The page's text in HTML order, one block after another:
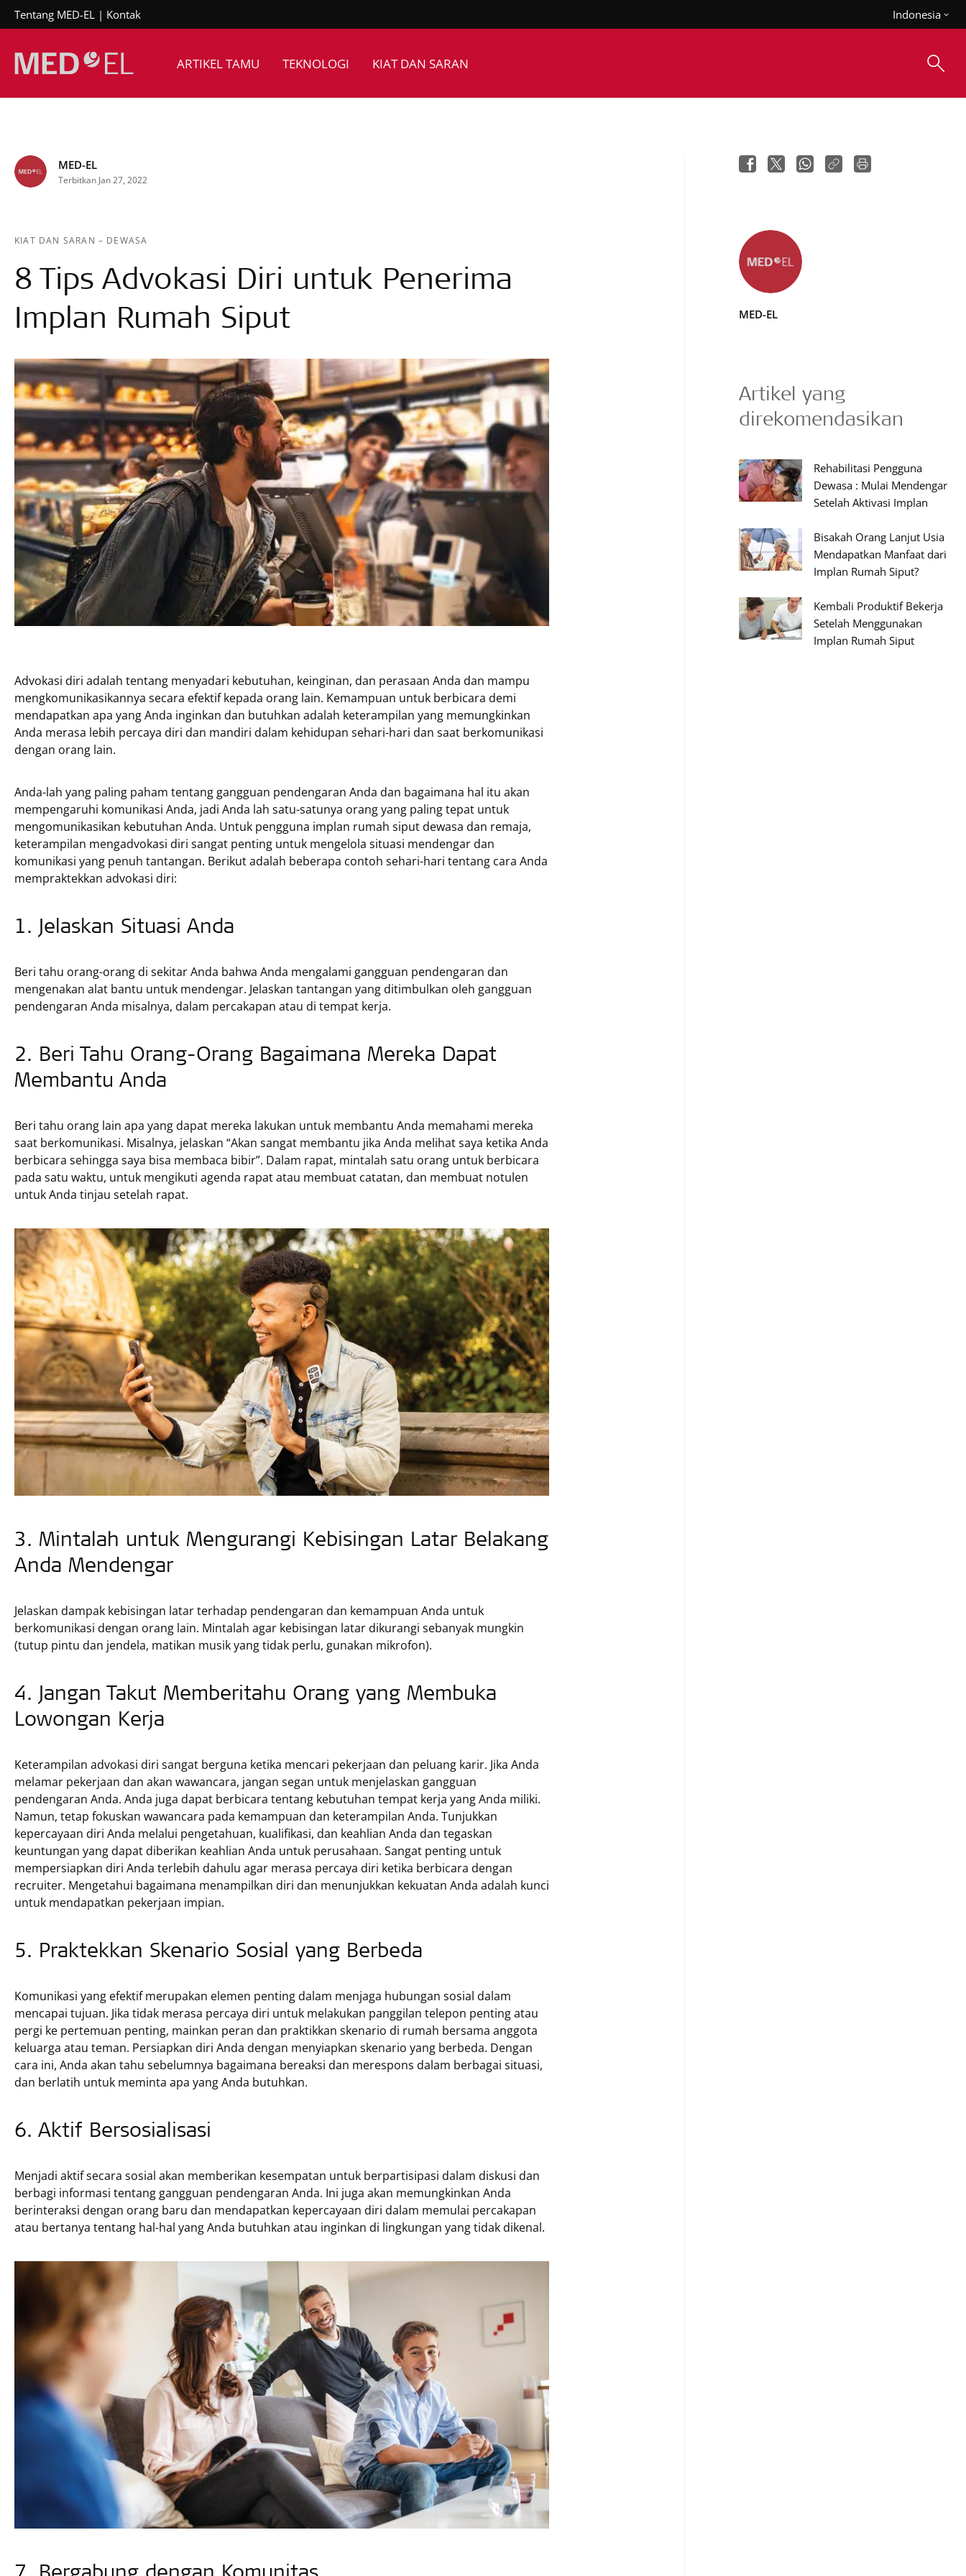
Tentang MED-EL Kontak Indonesia
ARTIKEL TAMU TEKNOLOGI KIAT DAN SARAN
MED-EL
Terbitkan Jan 27, 2022
KIAT DAN SARAN – DEWASA
8 Tips Advokasi Diri untuk Penerima
Implan Rumah Siput
Advokasi diri adalah tentang menyadari kebutuhan, keinginan, dan perasaan Anda dan mampu
mengkomunikasikannya secara efektif kepada orang lain. Kemampuan untuk berbicara demi
mendapatkan apa yang Anda inginkan dan butuhkan adalah keterampilan yang memungkinkan
Anda merasa lebih percaya diri dan mandiri dalam kehidupan sehari-hari dan saat berkomunikasi
dengan orang lain.
Anda-lah yang paling paham tentang gangguan pendengaran Anda dan bagaimana hal itu akan
mempengaruhi komunikasi Anda, jadi Anda lah satu-satunya orang yang paling tepat untuk
mengomunikasikan kebutuhan Anda. Untuk pengguna implan rumah siput dewasa dan remaja,
keterampilan mengadvokasi diri sangat penting untuk mengelola situasi mendengar dan
komunikasi yang penuh tantangan. Berikut adalah beberapa contoh sehari-hari tentang cara Anda
mempraktekkan advokasi diri:
1. Jelaskan Situasi Anda
Beri tahu orang-orang di sekitar Anda bahwa Anda mengalami gangguan pendengaran dan
mengenakan alat bantu untuk mendengar. Jelaskan tantangan yang ditimbulkan oleh gangguan
pendengaran Anda misalnya, dalam percakapan atau di tempat kerja.
2. Beri Tahu Orang-Orang Bagaimana Mereka Dapat
Membantu Anda
Beri tahu orang lain apa yang dapat mereka lakukan untuk membantu Anda memahami mereka
saat berkomunikasi. Misalnya, jelaskan “Akan sangat membantu jika Anda melihat saya ketika Anda
berbicara sehingga saya bisa membaca bibir”. Dalam rapat, mintalah satu orang untuk berbicara
pada satu waktu, untuk mengikuti agenda rapat atau membuat catatan, dan membuat notulen
untuk Anda tinjau setelah rapat.
3. Mintalah untuk Mengurangi Kebisingan Latar Belakang
Anda Mendengar
Jelaskan dampak kebisingan latar terhadap pendengaran dan kemampuan Anda untuk
berkomunikasi dengan orang lain. Mintalah agar kebisingan latar dikurangi sebanyak mungkin
(tutup pintu dan jendela, matikan musik yang tidak perlu, gunakan mikrofon).
4. Jangan Takut Memberitahu Orang yang Membuka
Lowongan Kerja
Keterampilan advokasi diri sangat berguna ketika mencari pekerjaan dan peluang karir. Jika Anda
melamar pekerjaan dan akan wawancara, jangan segan untuk menjelaskan gangguan
pendengaran Anda. Anda juga dapat berbicara tentang kebutuhan tempat kerja yang Anda miliki.
Namun, tetap fokuskan wawancara pada kemampuan dan keterampilan Anda. Tunjukkan
kepercayaan diri Anda melalui pengetahuan, kualifikasi, dan keahlian Anda dan tegaskan
keuntungan yang dapat diberikan keahlian Anda untuk perusahaan. Sangat penting untuk
mempersiapkan diri Anda terlebih dahulu agar merasa percaya diri ketika berbicara dengan
recruiter. Mengetahui bagaimana menampilkan diri dan menunjukkan kekuatan Anda adalah kunci
untuk mendapatkan pekerjaan impian.
5. Praktekkan Skenario Sosial yang Berbeda
Komunikasi yang efektif merupakan elemen penting dalam menjaga hubungan sosial dalam
mencapai tujuan. Jika tidak merasa percaya diri untuk melakukan panggilan telepon penting atau
pergi ke pertemuan penting, mainkan peran dan praktikkan skenario di rumah bersama anggota
keluarga atau teman. Persiapkan diri Anda dengan menyiapkan skenario yang berbeda. Dengan
cara ini, Anda akan tahu sebelumnya bagaimana bereaksi dan merespons dalam berbagai situasi,
dan berlatih untuk meminta apa yang Anda butuhkan.
6. Aktif Bersosialisasi
Menjadi aktif secara sosial akan memberikan kesempatan untuk berpartisipasi dalam diskusi dan
berbagi informasi tentang gangguan pendengaran Anda. Ini juga akan memungkinkan Anda
berinteraksi dengan orang baru dan mendapatkan kepercayaan diri dalam memulai percakapan
atau bertanya tentang hal-hal yang Anda butuhkan atau inginkan di lingkungan yang tidak dikenal.
MED-EL
Artikel yang
direkomendasikan
Rehabilitasi Pengguna
Dewasa : Mulai Mendengar
Setelah Aktivasi Implan
Bisakah Orang Lanjut Usia
Mendapatkan Manfaat dari
Implan Rumah Siput?
Kembali Produktif Bekerja
Setelah Menggunakan
Implan Rumah Siput